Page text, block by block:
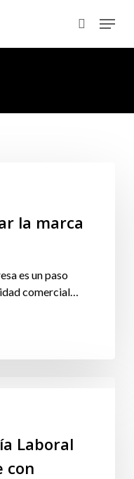
search
Menu
la marca
es un paso
comercial…
Laboral
con